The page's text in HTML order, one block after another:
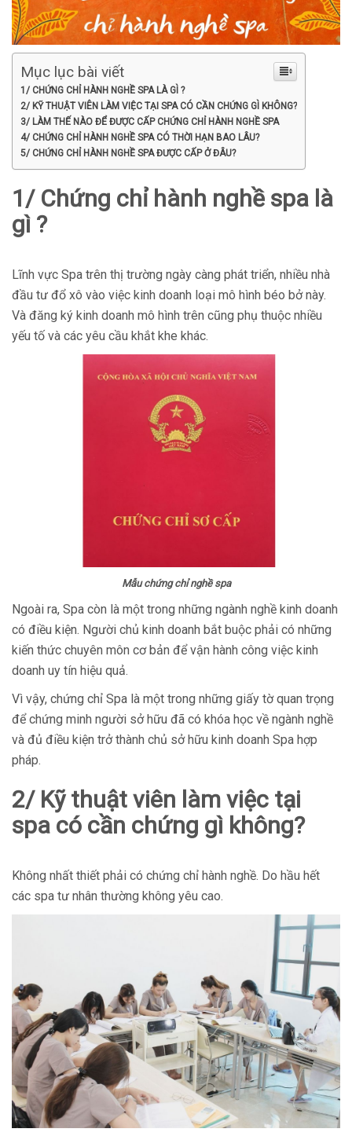
Mục lục bài viết
1/ CHỨNG CHỈ HÀNH NGHỀ SPA LÀ GÌ ?
2/ KỸ THUẬT VIÊN LÀM VIỆC TẠI SPA CÓ CẦN CHỨNG GÌ KHÔNG?
3/ LÀM THẾ NÀO ĐỂ ĐƯỢC CẤP CHỨNG CHỈ HÀNH NGHỀ SPA
4/ CHỨNG CHỈ HÀNH NGHỀ SPA CÓ THỜI HẠN BAO LÂU?
5/ CHỨNG CHỈ HÀNH NGHỀ SPA ĐƯỢC CẤP Ở ĐÂU?
1/ Chứng chỉ hành nghề spa là
gì ?
Lĩnh vực Spa trên thị trường ngày càng phát triển, nhiều nhà
đầu tư đổ xô vào việc kinh doanh loại mô hình béo bở này.
Và đăng ký kinh doanh mô hình trên cũng phụ thuộc nhiều
yếu tố và các yêu cầu khắt khe khác.
Mẫu chứng chỉ nghề spa
Ngoài ra, Spa còn là một trong những ngành nghề kinh doanh
có điều kiện. Người chủ kinh doanh bắt buộc phải có những
kiến thức chuyên môn cơ bản để vận hành công việc kinh
doanh uy tín hiệu quả.
Vì vậy, chứng chỉ Spa là một trong những giấy tờ quan trọng
để chứng minh người sở hữu đã có khóa học về ngành nghề
và đủ điều kiện trở thành chủ sở hữu kinh doanh Spa hợp
pháp.
2/ Kỹ thuật viên làm việc tại
spa có cần chứng gì không?
Không nhất thiết phải có chứng chỉ hành nghề. Do hầu hết
các spa tư nhân thường không yêu cao.